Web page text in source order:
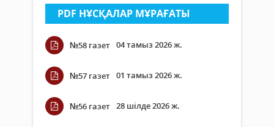
PDF НҰСҚАЛАР МҰРАҒАТЫ
№58 газет 04 тамыз 2026 ж.
№57 газет 01 тамыз 2026 ж.
№56 газет 28 шілде 2026 ж.